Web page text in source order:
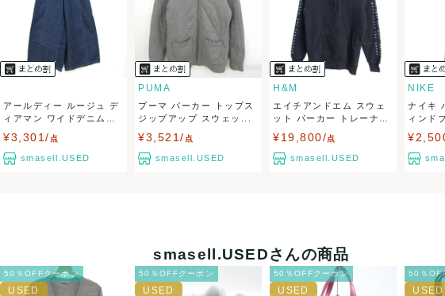
万が一、購入後に偽造品等が発覚しましたら、返品・返金にて対応致しますので、ご連
クレジットカード、メルペイ、銀行振込、PayPay、コンビニ払い
送料：¥1,650(見込み)
送料表を確認する
出荷目安：5営業日以内
出荷予定日：なるべく最短で発送致します。
兵庫県から出荷
アールディー ルージュ デ
ィアマン ワイドデニム
¥3,301/ 点
smasell.USED
PUMA
プーマ パーカー トップス
ジップアップ スウェッ...
¥3,521/ 点
smasell.USED
H&M
エイチアンドエム スウェ
ット パーカー トレーナ
¥19,800/点
smasell.USED
NIKE
ナイキ
ィンド
smasell.USEDさんの商品
50％OFFクーポン 50％OFFクーポン 50％OFFクーポン 50％